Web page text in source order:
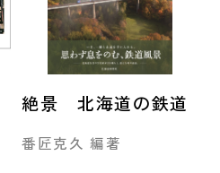
絶景 北海道の鉄道
番匠克久 編著